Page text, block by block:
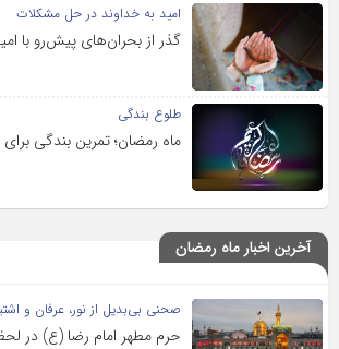
امید به خداوند در حل مشکلات
گذر از بحران‌های پیش‌رو با
طلوع بندگی
ماه رمضان؛ تمرین بندگی
آخرین اخبار ماه رمضان
صحنی بی‌بدیل از نور، عرفان و
حرم مطهر امام رضا (ع) در